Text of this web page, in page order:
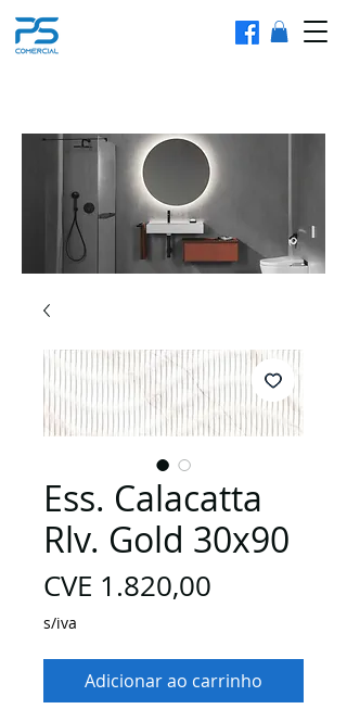
Ess. Calacatta
Rlv. Gold 30x90
CVE 1.820,00
s/iva
Adicionar ao carrinho